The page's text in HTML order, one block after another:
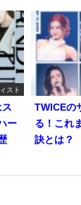
スト
ー
TWICEの
る！これ
訣とは？